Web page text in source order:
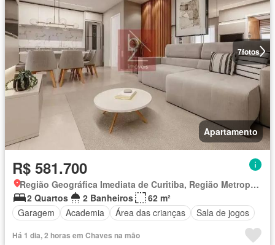
7fotos
Apartamento
R$ 581.700
Região Geográfica Imediata de Curitiba, Região Metropolitana de Curitiba
2 Quartos
2 Banheiros
62 m²
Garagem
Academia Área das crianças Sala de jogos
Há 1 dia, 2 horas em Chaves na mão